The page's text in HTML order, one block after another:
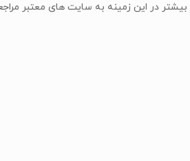
بیشتر در این زمینه به سایت های معتبر